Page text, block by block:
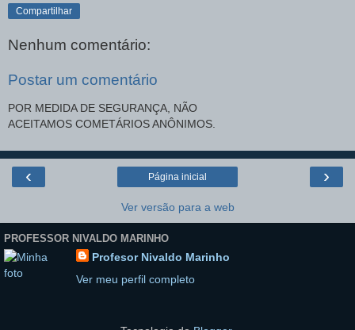
Compartilhar
Nenhum comentário:
Postar um comentário
POR MEDIDA DE SEGURANÇA, NÃO
ACEITAMOS COMETÁRIOS ANÔNIMOS.
‹ ›
Página inicial
Ver versão para a web
PROFESSOR NIVALDO MARINHO
Profesor Nivaldo Marinho
Ver meu perfil completo